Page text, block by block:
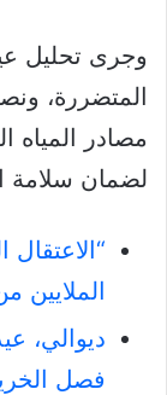
وجرى تحليل
المتضررة،
مصادر المياه
لضمان سلامة
الملايين
ديوالي،
فصل